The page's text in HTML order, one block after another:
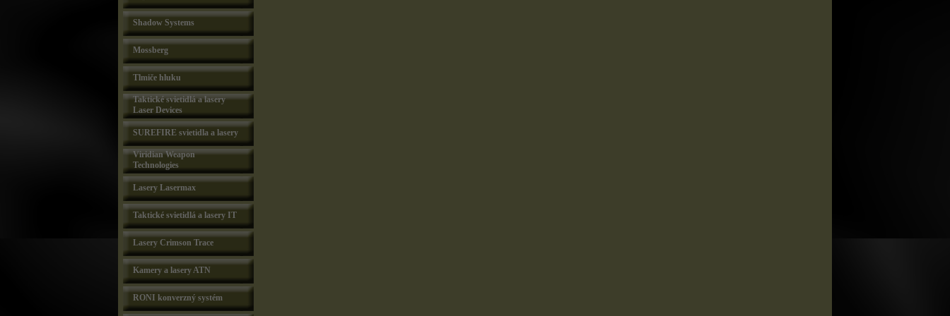
Shadow Systems
Mossberg
Tlmiče hluku
Taktické svietidlá a lasery
Laser Devices
SUREFIRE svietidla a lasery
Viridian Weapon
Technologies
Lasery Lasermax
Taktické svietidlá a lasery IT
Lasery Crimson Trace
Kamery a lasery ATN
RONI konverzný systém